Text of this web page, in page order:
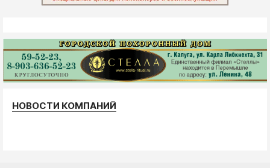
НОВОСТИ КОМПАНИЙ